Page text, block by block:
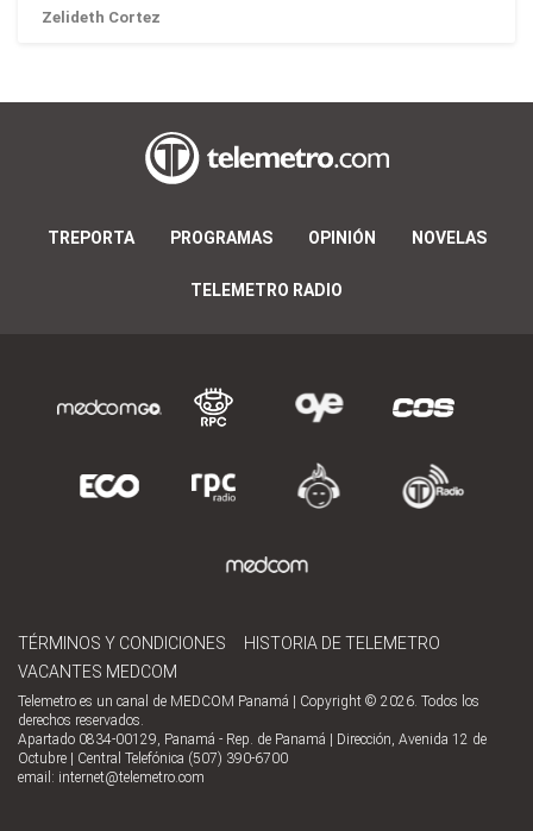
Zelideth Cortez
TREPORTA PROGRAMAS OPINIÓN NOVELAS
TELEMETRO RADIO
TÉRMINOS Y CONDICIONES
HISTORIA DE TELEMETRO
VACANTES MEDCOM
Telemetro es un canal de MEDCOM Panamá | Copyright © 2026. Todos los
derechos reservados.
Apartado 0834-00129, Panamá - Rep. de Panamá | Dirección, Avenida 12 de
Octubre | Central Telefónica (507) 390-6700
email: internet@telemetro.com